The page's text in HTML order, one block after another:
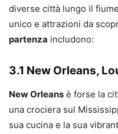
diverse città lungo il
unico e attrazioni da
partenza includono:
3.1 New Orleans,
New Orleans è forse la
una crociera sul
sua cucina e la sua